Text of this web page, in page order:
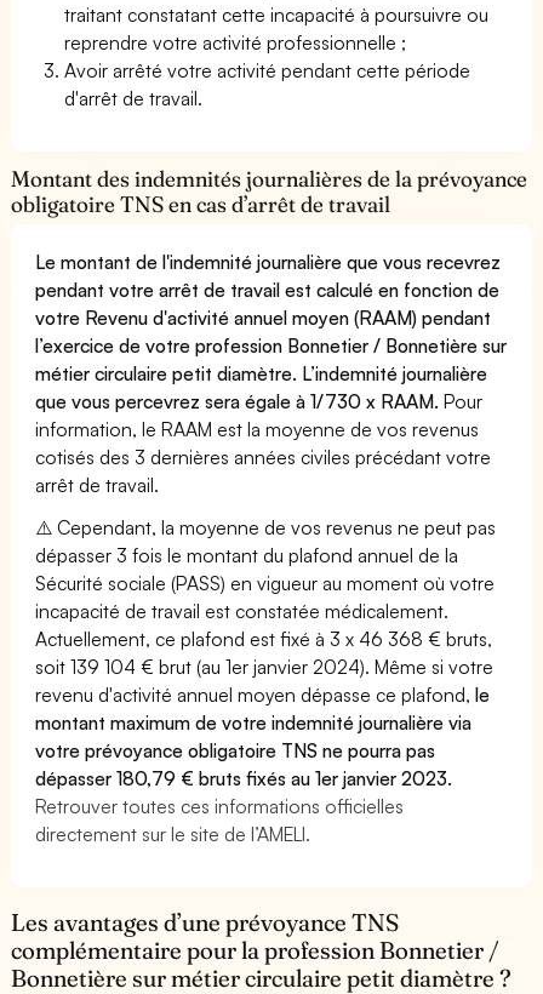
traitant constatant cette incapacité à poursuivre ou
reprendre votre activité professionnelle ;
Avoir arrêté votre activité pendant cette période
d'arrêt de travail.
Montant des indemnités journalières de la prévoyance
obligatoire TNS en cas d’arrêt de travail
Le montant de l'indemnité journalière que vous recevrez
pendant votre arrêt de travail est calculé en fonction de
votre Revenu d'activité annuel moyen (RAAM) pendant
l’exercice de votre profession Bonnetier / Bonnetière sur
métier circulaire petit diamètre. L’indemnité journalière
que vous percevrez sera égale à 1/730 x RAAM. Pour
information, le RAAM est la moyenne de vos revenus
cotisés des 3 dernières années civiles précédant votre
arrêt de travail.
⚠️ Cependant, la moyenne de vos revenus ne peut pas
dépasser 3 fois le montant du plafond annuel de la
Sécurité sociale (PASS) en vigueur au moment où votre
incapacité de travail est constatée médicalement.
Actuellement, ce plafond est fixé à 3 x 46 368 € bruts,
soit 139 104 € brut (au 1er janvier 2024). Même si votre
revenu d'activité annuel moyen dépasse ce plafond,le
montant maximum de votre indemnité journalière via
votre prévoyance obligatoire TNS ne pourra pas
dépasser 180,79 € bruts fixés au 1er janvier 2023.
Retrouver toutes ces informations officielles
directement sur le site de l’AMELI.
Les avantages d’une prévoyance TNS
complémentaire pour la profession Bonnetier /
Bonnetière sur métier circulaire petit diamètre ?